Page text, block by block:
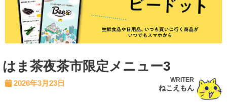
はま茶夜茶市限定メニュー3
2026年3月23日 WRITER
ねこえもん